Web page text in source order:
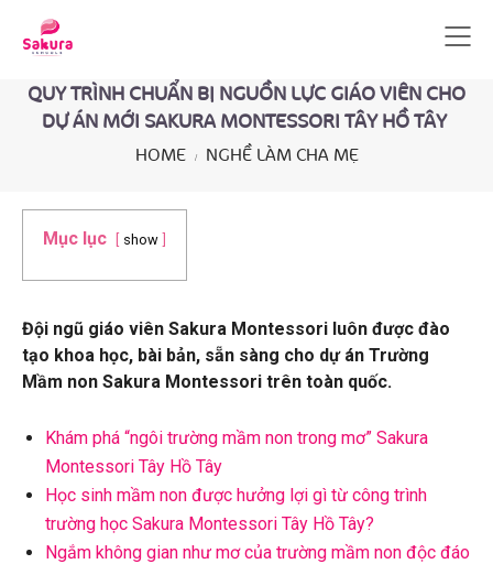
QUY TRÌNH CHUẨN BỊ NGUỒN LỰC GIÁO VIÊN CHO
DỰ ÁN MỚI SAKURA MONTESSORI TÂY HỒ TÂY
HOME NGHỀ LÀM CHA MẸ
Mục lục show
Đội ngũ giáo viên Sakura Montessori luôn được đào
tạo khoa học, bài bản, sẵn sàng cho dự án Trường
Mầm non Sakura Montessori trên toàn quốc.
Khám phá “ngôi trường mầm non trong mơ” Sakura
Montessori Tây Hồ Tây
Học sinh mầm non được hưởng lợi gì từ công trình
trường học Sakura Montessori Tây Hồ Tây?
Ngắm không gian như mơ của trường mầm non độc đáo